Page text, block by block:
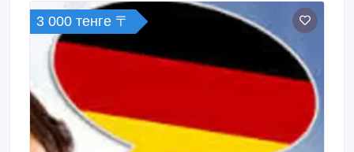
и опыт работы в данной области
СВОЕВРЕМЕННОСТЬ Заказы выполняются точно в
сроки, согласованные с клиентом ПЕРСОНАЛЬНЫЙ
ПОДХОД При работе над каждым заказом всегда
учитываются все индивидуальные особенности
(специфика, оформление, сроки, варианты оплаты,
скидки и т.
3 000 тенге 〒